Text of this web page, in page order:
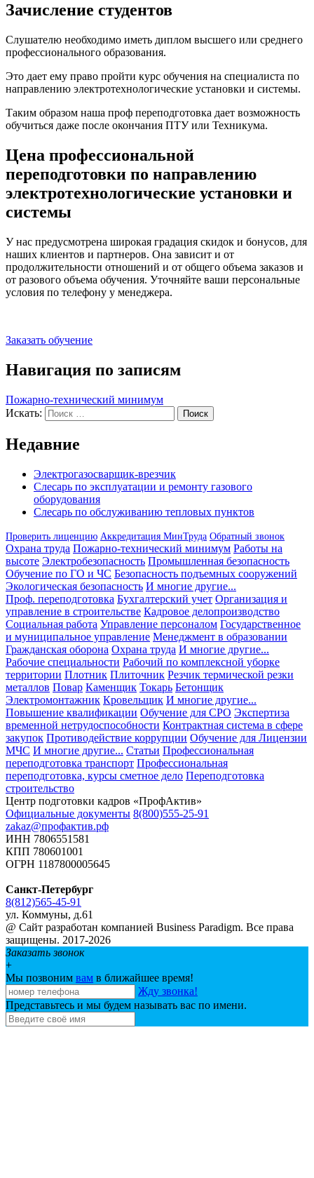
Зачисление студентов
Слушателю необходимо иметь диплом высшего или среднего
профессионального образования.
Это дает ему право пройти курс обучения на специалиста по
направлению электротехнологические установки и системы.
Таким образом наша проф переподготовка дает возможность
обучиться даже после окончания ПТУ или Техникума.
Цена профессиональной
переподготовки по направлению
электротехнологические установки и
системы
У нас предусмотрена широкая градация скидок и бонусов, для
наших клиентов и партнеров. Она зависит и от
продолжительности отношений и от общего объема заказов и
от разового объема обучения. Уточняйте ваши персональные
условия по телефону у менеджера.
Заказать обучение
Навигация по записям
Пожарно-технический минимум
Искать:
Поиск
Недавние
Электрогазосварщик-врезчик
Слесарь по эксплуатации и ремонту газового
оборудования
Слесарь по обслуживанию тепловых пунктов
Проверить лиценцию Аккредитация МинТруда Обратный звонок
Охрана труда Пожарно-технический минимум Работы на
высоте Электробезопасность Промышленная безопасность
Обучение по ГО и ЧС Безопасность подъемных сооружений
Экологическая безопасность И многие другие...
Проф. переподготовка Бухгалтерский учет Организация и
управление в строительстве Кадровое делопроизводство
Социальная работа Управление персоналом Государственное
и муниципальное управление Менеджмент в образовании
Гражданская оборона Охрана труда И многие другие...
Рабочие специальности Рабочий по комплексной уборке
территории Плотник Плиточник Резчик термической резки
металлов Повар Каменщик Токарь Бетонщик
Электромонтажник Кровельщик И многие другие...
Повышение квалификации Обучение для СРО Экспертиза
временной нетрудоспособности Контрактная система в сфере
закупок Противодействие коррупции Обучение для Лицензии
МЧС И многие другие... Статьи Профессиональная
переподготовка транспорт Профессиональная
переподготовка, курсы сметное дело Переподготовка
строительство
Центр подготовки кадров «ПрофАктив»
Официальные документы 8(800)555-25-91
zakaz@профактив.рф
ИНН 7806551581
КПП 780601001
ОГРН 1187800005645
Санкт-Петербург
8(812)565-45-91
ул. Коммуны, д.61
@ Сайт разработан компанией Business Paradigm. Все права
защищены. 2017-2026
Заказать звонок
+
Мы позвоним вам в ближайшее время!
Жду звонка!
Представьтесь и мы будем называть вас по имени.